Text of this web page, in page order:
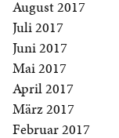
August 2017
Juli 2017
Juni 2017
Mai 2017
April 2017
März 2017
Februar 2017